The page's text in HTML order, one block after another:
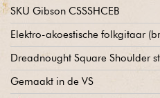
SKU Gibson CSSSHCEB
Elektro-akoestische folkgitaar
Dreadnought Square Shoulder
Gemaakt in de VS